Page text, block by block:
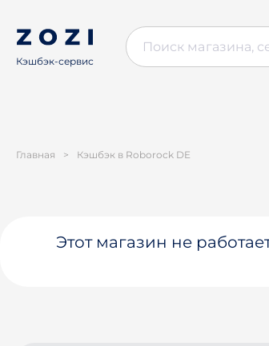
Кэшбэк-сервис
Главная > Кэшбэк в Roborock DE
Этот магазин не